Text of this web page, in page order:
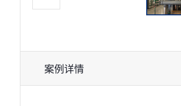
案例详情